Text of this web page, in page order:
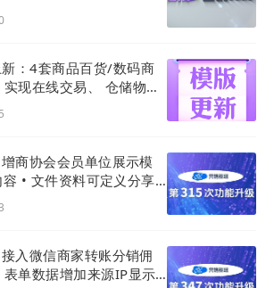
们主要是依靠提高劳动强度来提高劳
劳动者的素质和技能不断提高，劳
，来提高劳动生产率。
汽动力、大规模生产和计算机等突
础上，而第四次工业革命则以互联
联网来推动全球经济和社会的深刻
济论坛主席克劳斯·施瓦布（Klaus
Schwab）
：4套商品百货/数码商
现在线交易、 仓储物
商协会会员单位展示模
• 文件资料可定义分享
入微信商家转账分销佣
单数据增加来源IP显示 •